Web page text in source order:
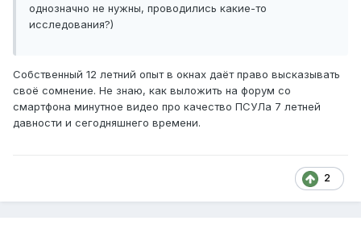
однозначно не нужны, проводились какие-то
исследования?)
Собственный 12 летний опыт в окнах даёт право высказывать
своё сомнение. Не знаю, как выложить на форум со
смартфона минутное видео про качество ПСУЛа 7 летней
давности и сегодняшнего времени.
2